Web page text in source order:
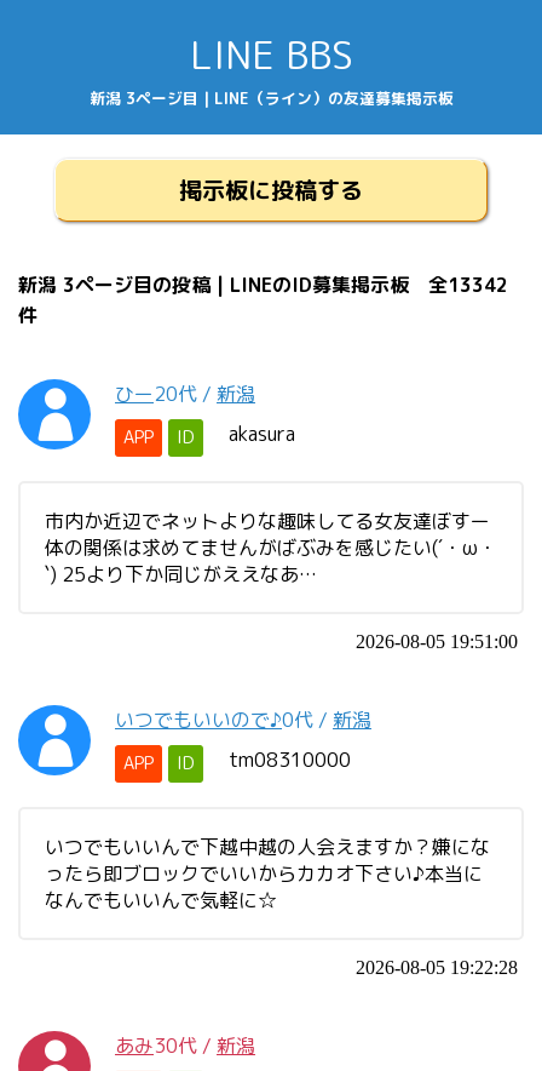
LINE BBS
新潟 3ページ目 | LINE（ライン）の友達募集掲示板
掲示板に投稿する
新潟 3ページ目の投稿 | LINEのID募集掲示板 全13342
件
ひー20代 / 新潟
APP ID akasura
市内か近辺でネットよりな趣味してる女友達ぼすー
体の関係は求めてませんがばぶみを感じたい(´・ω・
`) 25より下か同じがええなあ…
2026-08-05 19:51:00
いつでもいいので♪0代 / 新潟
APP ID tm08310000
いつでもいいんで下越中越の人会えますか？嫌にな
ったら即ブロックでいいからカカオ下さい♪本当に
なんでもいいんで気軽に☆
2026-08-05 19:22:28
あみ30代 / 新潟